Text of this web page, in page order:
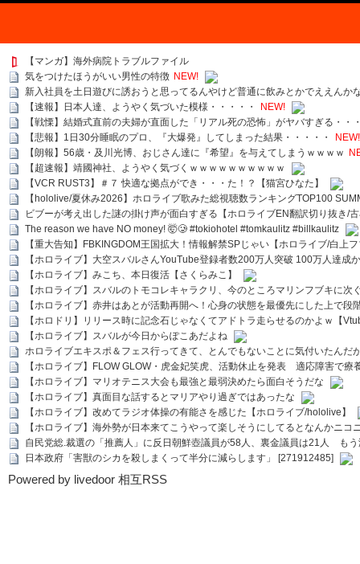
【マンガ】海外病院トラブルファイル
気をつけたほうがいい男性の特徴 NEW!
新入社員を土日遊びに誘おうと思ってるんやけど普通に飲みとかでええんか
【速報】日本人達、ようやく気づいた模様・・・・・
NEW!
【戦慄】結婚式直前の夫婦が直面した「リアル死の恐怖」がヤバすぎる・・
【悲報】1日30分睡眠のプロ、『大爆発』してしまった結果・・・・・
NEW!
【朗報】56歳・及川光博、おじさん達に『希望』を与えてしまうｗｗｗｗ
【超速報】靖國神社、ようやく気づくｗｗｗｗｗｗｗｗｗｗ
【VCR RUST3】＃７ 快適な拠点ができ・・・た！？【猫宮ひなた】
【hololive/夏休み2026】ホロライブ歌みた総視聴数ランキングTOP100
ビブーが考え出した謎の掛け声が面白すぎる【ホロライブEN翻訳切り抜き/
The reason we have NO money! 🤯🥲 #tokiohotel #tomkaulitz #billkaulitz
【重大告知】FBKINGDOM王国拡大！情報解禁SPじゃい【ホロライブ/白上
【ホロライブ】大空スバルさんYouTube登録者数200万人突破 100万人達成
【ホロライブ】みこち、本日復活【さくらみこ】
【ホロライブ】スバルのトモコレキャラクリ、今のところマリンフブキに
【ホロライブ】赤井はあとが活動再開へ！心身の状態を最優先にした上で段
【ホロドリ】リリース時に記念石じゃなくてアドトラ走らせるのかよｗ【
【ホロライブ】スバルが今日からぽこあだよね
ホロライブエキスポ＆フェス行ってきて、とんでもないことに気付いたんだ
【ホロライブ】FLOW GLOW・虎金妃笑虎、活動休止を発表 適応障害で療
【ホロライブ】マリオテニス大会も最強と最弱決めたら面白そうだな
【ホロライブ】真面目な話するとマリアやり過ぎではあったな
【ホロライブ】改めてラジオ体操の有能さを感じた【ホロライブ/hololive】
【ホロライブ】海外勢が日本来てこうやって楽しそうにしてるとなんかニコ
自民党総.裁選の「推薦人」に反日朝鮮壺議員が58人、裏金議員は21人 も
日本政府「害獣のシカを殺しまくって半分に減らします」 [271912485]
Powered by livedoor 相互RSS